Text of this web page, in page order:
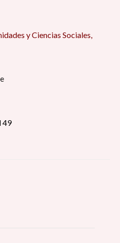
y Ciencias Sociales,
49